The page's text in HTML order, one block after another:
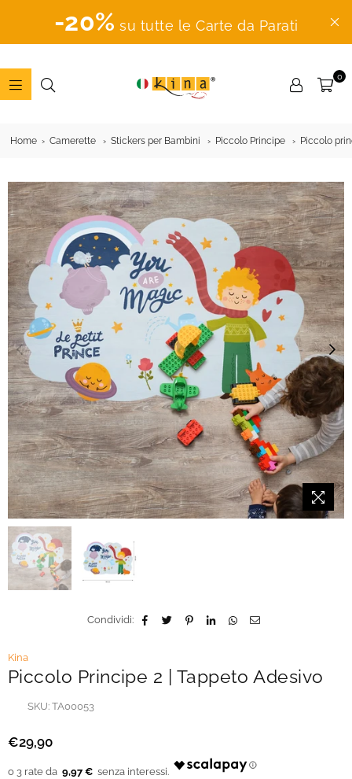
-20% su tutte le Carte da Parati
0
Home Camerette Stickers per Bambini Piccolo Principe Piccolo
Condividi:
Kina
Piccolo Principe 2 | Tappeto Adesivo
SKU: TA00053
Prezzo
€29,90
9,97 €